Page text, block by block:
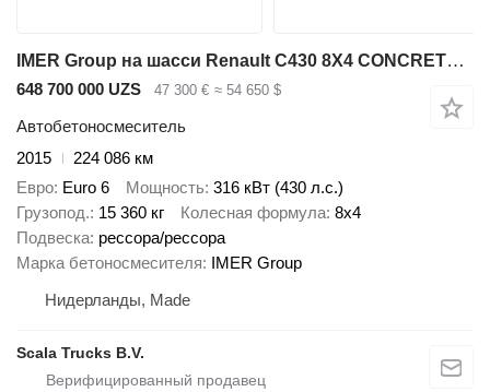
IMER Group на шасси Renault C430 8X4 CONCRETE MIXER MANUAL GEARBOX
648 700 000 UZS 47 300 € ≈ 54 650 $
Автобетоносмеситель
2015
224 086 км
Евро Euro 6 Мощность 316 кВт (430 л.с.)
Грузопод. 15 360 кг Колесная формула 8x4
Подвеска рессора/рессора
Марка бетоносмесителя IMER Group
Нидерланды, Made
Scala Trucks B.V.